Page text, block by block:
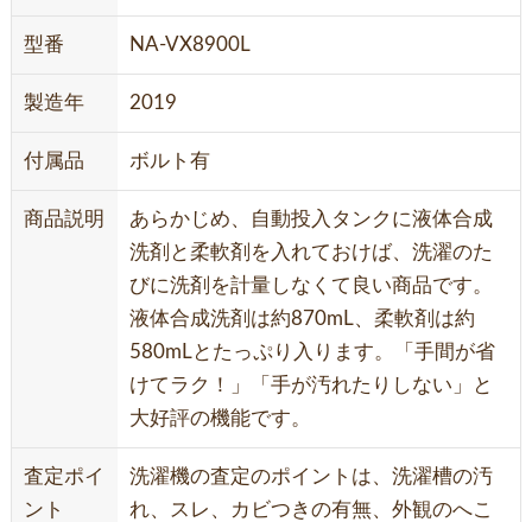
型番 NA-VX8900L
製造年 2019
付属品 ボルト有
商品説明
あらかじめ、自動投入タンクに液体合成
洗剤と柔軟剤を入れておけば、洗濯のた
びに洗剤を計量しなくて良い商品です。
液体合成洗剤は約870mL、柔軟剤は約
580mLとたっぷり入ります。「手間が省
けてラク！」「手が汚れたりしない」と
大好評の機能です。
査定ポイ
ント
洗濯機の査定のポイントは、洗濯槽の汚
れ、スレ、カビつきの有無、外観のへこ